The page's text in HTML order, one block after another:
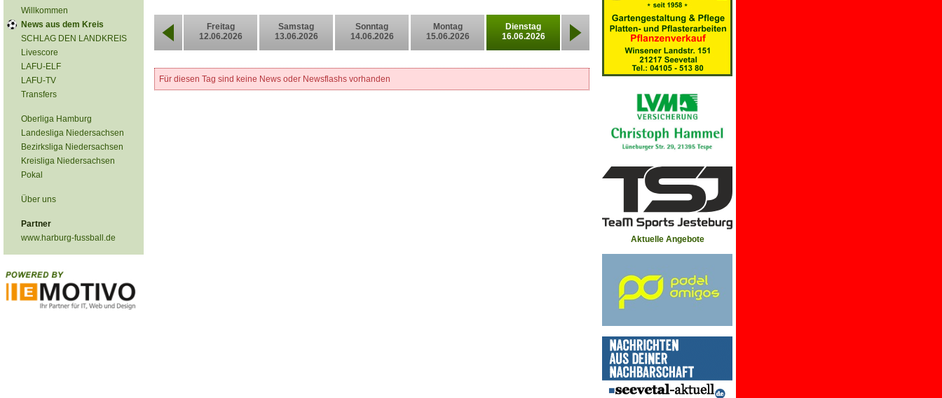
Willkommen
News aus dem Kreis
SCHLAG DEN LANDKREIS
Livescore
LAFU-ELF
LAFU-TV
Transfers
Oberliga Hamburg
Landesliga Niedersachsen
Bezirksliga Niedersachsen
Kreisliga Niedersachsen
Pokal
Über uns
Partner
www.harburg-fussball.de
Freitag
12.06.2026
Samstag
13.06.2026
Sonntag
14.06.2026
Montag
15.06.2026
Dienstag
16.06.2026
Für diesen Tag sind keine News oder Newsflashs vorhanden
Aktuelle Angebote